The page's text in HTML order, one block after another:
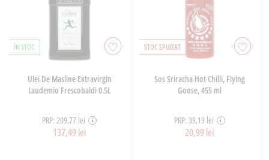
ÎN STOC
Ulei De Masline Extravirgin
Laudemio Frescobaldi 0.5L
PRP: 209,77 lei
137,49 lei
STOC EPUIZAT
Sos Sriracha Hot Chilli, Flying
Goose, 455 ml
PRP: 39,19 lei
20,99 lei